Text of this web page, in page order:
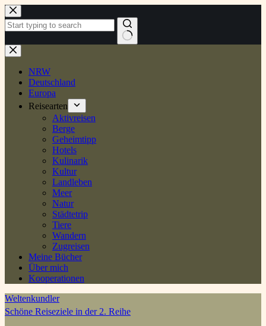
Zum
Inhalt
springen
Keine
Ergebnisse
NRW
Deutschland
Europa
Reisearten
Aktivreisen
Berge
Geheimtipp
Hotels
Kulinarik
Kultur
Landleben
Meer
Natur
Städtetrip
Tiere
Wandern
Zugreisen
Meine Bücher
Über mich
Kooperationen
Weltenkundler
Schöne Reiseziele in der 2. Reihe